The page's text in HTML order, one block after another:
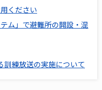
ください
ム」で避難所の開設・混
訓練放送の実施について